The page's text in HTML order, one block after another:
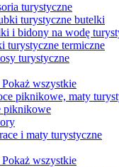
turystyczne
turystyczne butelki
i bidony na wodę
turystyczne termiczne
turystyczne
Pokaż wszystkie
piknikowe, maty
piknikowe
i maty turystyczne
Pokaż wszystkie